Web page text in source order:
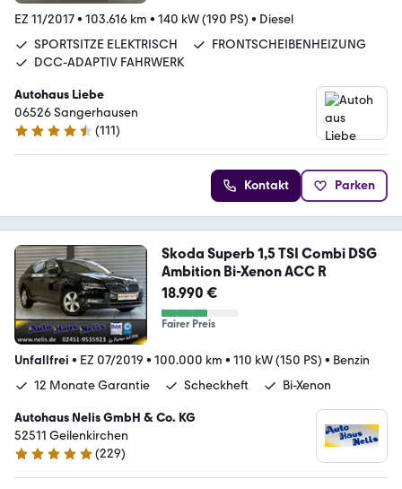
EZ 11/2017• 103.616 km • 140 kW (190 PS) • Diesel
SPORTSITZE ELEKTRISCH
FRONTSCHEIBENHEIZUNG
DCC-ADAPTIV FAHRWERK
Autohaus Liebe
06526 Sangerhausen
4.6 Sterne
(111)
Kontakt Parken
Skoda Superb 1,5 TSI Combi DSG
Ambition Bi-Xenon ACC R
18.990 €
Fairer Preis
Unfallfrei • EZ 07/2019 • 100.000 km • 110 kW (150 PS) • Benzin
12 Monate Garantie
Scheckheft Bi-Xenon
Autohaus Nelis GmbH & Co. KG
52511 Geilenkirchen
4.9 Sterne
(229)